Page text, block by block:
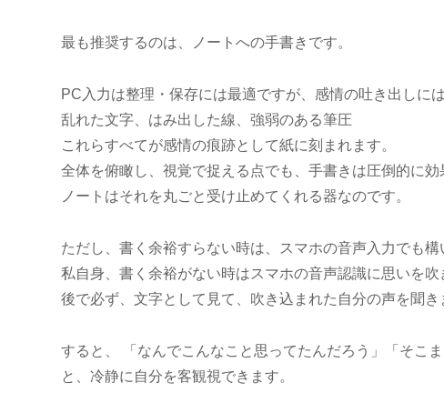
最も推奨するのは、ノートへの手書きです。
PC入力は整理・保存には最適ですが、感情の吐き出しに
乱れた文字、はみ出した線、強弱のある筆圧
これらすべてが感情の痕跡として紙に刻まれます。
全体を俯瞰し、視覚で捉える点でも、手書きは圧倒的に効
ノートはそれを丸ごと受け止めてくれる器なのです。
ただし、書く余裕すらない時は、スマホの音声入力でも構
私自身、書く余裕がない時はスマホの音声認識に思いを吹
後で必ず、文字として見て、吹き込まれた自分の声を聞き
すると、 「なんでこんなこと思ってたんだろう」「そこ
と、冷静に自分を客観視できます。